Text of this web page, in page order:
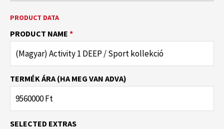
PRODUCT DATA
PRODUCT NAME *
TERMÉK ÁRA (HA MEG VAN ADVA)
SELECTED EXTRAS